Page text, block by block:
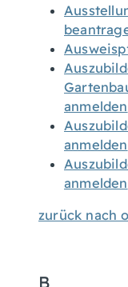
anmelden
anmelden
anmelden
zurück nach
B